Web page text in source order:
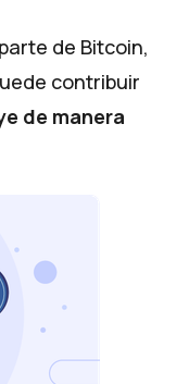
de Bitcoin,
contribuir
de manera